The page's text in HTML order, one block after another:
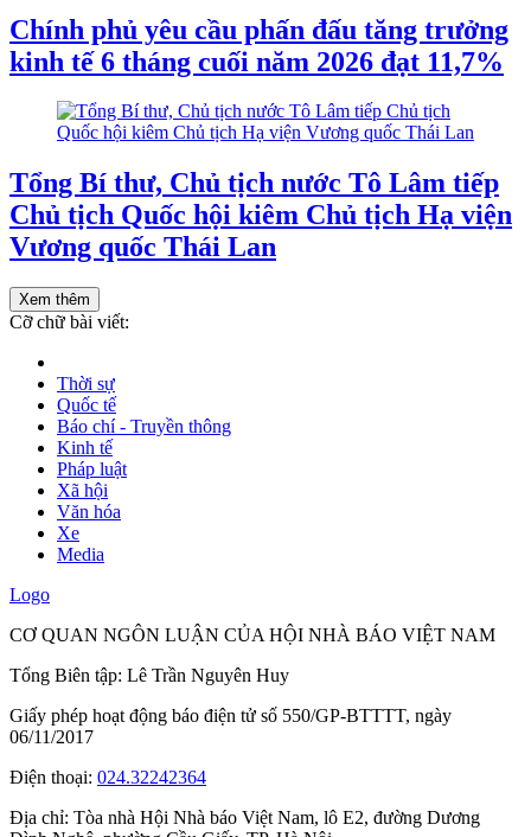
Chính phủ yêu cầu phấn đấu tăng trưởng
kinh tế 6 tháng cuối năm 2026 đạt 11,7%
Tổng Bí thư, Chủ tịch nước Tô Lâm tiếp
Chủ tịch Quốc hội kiêm Chủ tịch Hạ viện
Vương quốc Thái Lan
Xem thêm
Cỡ chữ bài viết:
Thời sự
Quốc tế
Báo chí - Truyền thông
Kinh tế
Pháp luật
Xã hội
Văn hóa
Xe
Media
Logo
CƠ QUAN NGÔN LUẬN CỦA HỘI NHÀ BÁO VIỆT NAM
Tổng Biên tập: Lê Trần Nguyên Huy
Giấy phép hoạt động báo điện tử số 550/GP-BTTTT, ngày
06/11/2017
Điện thoại: 024.32242364
Địa chỉ: Tòa nhà Hội Nhà báo Việt Nam, lô E2, đường Dương